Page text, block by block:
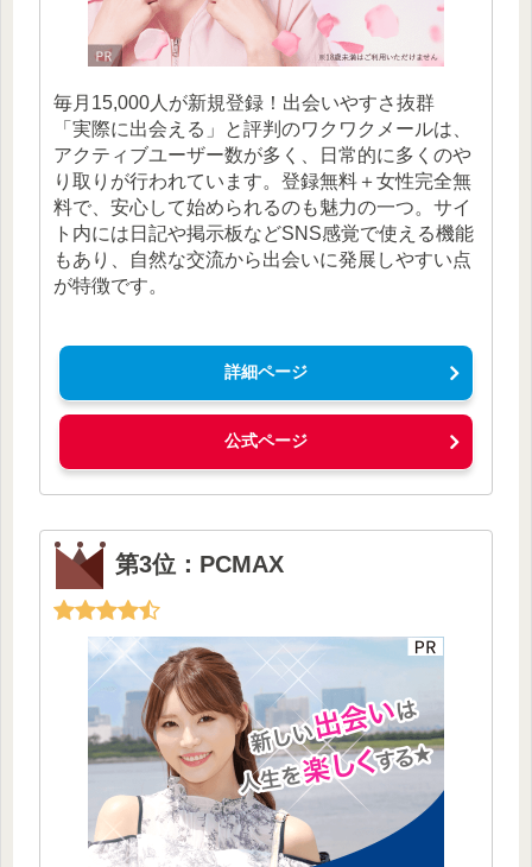
毎月15,000人が新規登録！出会いやすさ抜群
「実際に出会える」と評判のワクワクメールは、
アクティブユーザー数が多く、日常的に多くのや
り取りが行われています。登録無料＋女性完全無
料で、安心して始められるのも魅力の一つ。サイ
ト内には日記や掲示板などSNS感覚で使える機能
もあり、自然な交流から出会いに発展しやすい点
が特徴です。
詳細ページ
公式ページ
第3位：PCMAX